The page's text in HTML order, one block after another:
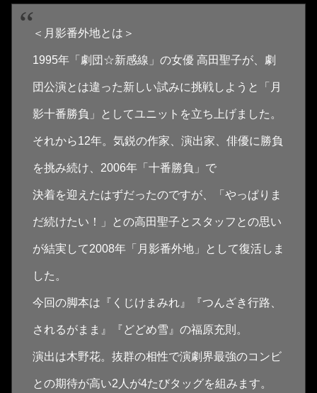
＜月影番外地とは＞
1995年「劇団☆新感線」の女優 高田聖子が、劇
団公演とは違った新しい試みに挑戦しようと「月
影十番勝負」としてユニットを立ち上げました。
それから12年。気鋭の作家、演出家、俳優に勝負
を挑み続け、2006年「十番勝負」で
決着を迎えたはずだったのですが、「やっぱりま
だ続けたい！」との高田聖子とスタッフとの思い
が結実して2008年「月影番外地」として復活しま
した。
今回の脚本は『くじけまみれ』『つんざき行路、
されるがまま』『どどめ雪』の福原充則。
演出は木野花。抜群の相性で演劇界最強のコンビ
との期待が高い2人が4たびタッグを組みます。